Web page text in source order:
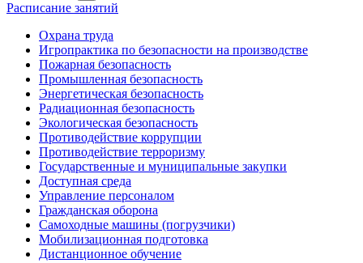
Расписание занятий
Охрана труда
Игропрактика по безопасности на производстве
Пожарная безопасность
Промышленная безопасность
Энергетическая безопасность
Радиационная безопасность
Экологическая безопасность
Противодействие коррупции
Противодействие терроризму
Государственные и муниципальные закупки
Доступная среда
Управление персоналом
Гражданская оборона
Самоходные машины (погрузчики)
Мобилизационная подготовка
Дистанционное обучение